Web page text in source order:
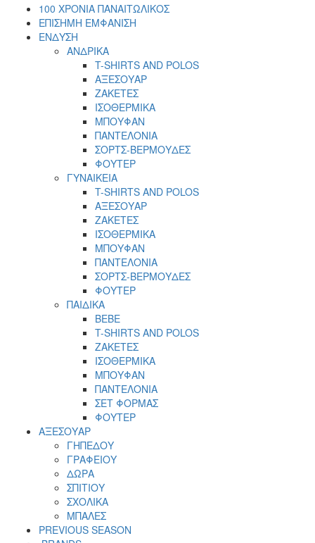
100 ΧΡΟΝΙΑ ΠΑΝΑΙΤΩΛΙΚΟΣ
ΕΠΙΣΗΜΗ ΕΜΦΑΝΙΣΗ
ΕΝΔΥΣΗ
ΑΝΔΡΙΚΑ
T-SHIRTS AND POLOS
ΑΞΕΣΟΥΑΡ
ΖΑΚΕΤΕΣ
ΙΣΟΘΕΡΜΙΚΑ
ΜΠΟΥΦΑΝ
ΠΑΝΤΕΛΟΝΙΑ
ΣΟΡΤΣ-ΒΕΡΜΟΥΔΕΣ
ΦΟΥΤΕΡ
ΓΥΝΑΙΚΕΙΑ
T-SHIRTS AND POLOS
ΑΞΕΣΟΥΑΡ
ΖΑΚΕΤΕΣ
ΙΣΟΘΕΡΜΙΚΑ
ΜΠΟΥΦΑΝ
ΠΑΝΤΕΛΟΝΙΑ
ΣΟΡΤΣ-ΒΕΡΜΟΥΔΕΣ
ΦΟΥΤΕΡ
ΠΑΙΔΙΚΑ
BEBE
T-SHIRTS AND POLOS
ΖΑΚΕΤΕΣ
ΙΣΟΘΕΡΜΙΚΑ
ΜΠΟΥΦΑΝ
ΠΑΝΤΕΛΟΝΙΑ
ΣΕΤ ΦΟΡΜΑΣ
ΦΟΥΤΕΡ
ΑΞΕΣΟΥΑΡ
ΓΗΠΕΔΟΥ
ΓΡΑΦΕΙΟΥ
ΔΩΡΑ
ΣΠΙΤΙΟΥ
ΣΧΟΛΙΚΑ
ΜΠΑΛΕΣ
PREVIOUS SEASON